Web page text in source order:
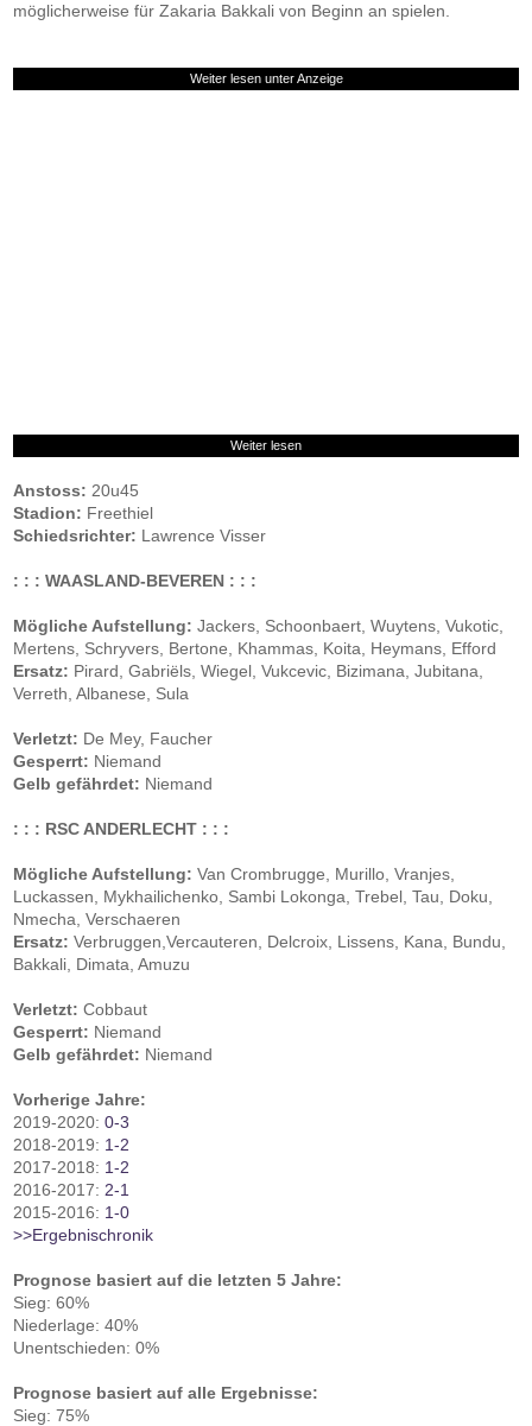
möglicherweise für Zakaria Bakkali von Beginn an spielen.
Weiter lesen unter Anzeige
Weiter lesen
Anstoss: 20u45
Stadion: Freethiel
Schiedsrichter: Lawrence Visser
: : : WAASLAND-BEVEREN : : :
Mögliche Aufstellung: Jackers, Schoonbaert, Wuytens, Vukotic,
Mertens, Schryvers, Bertone, Khammas, Koita, Heymans, Efford
Ersatz: Pirard, Gabriëls, Wiegel, Vukcevic, Bizimana, Jubitana,
Verreth, Albanese, Sula
Verletzt: De Mey, Faucher
Gesperrt: Niemand
Gelb gefährdet: Niemand
: : : RSC ANDERLECHT : : :
Mögliche Aufstellung: Van Crombrugge, Murillo, Vranjes,
Luckassen, Mykhailichenko, Sambi Lokonga, Trebel, Tau, Doku,
Nmecha, Verschaeren
Ersatz: Verbruggen,Vercauteren, Delcroix, Lissens, Kana, Bundu,
Bakkali, Dimata, Amuzu
Verletzt: Cobbaut
Gesperrt: Niemand
Gelb gefährdet: Niemand
Vorherige Jahre:
2019-2020:0-3
2018-2019: 1-2
2017-2018: 1-2
2016-2017: 2-1
2015-2016: 1-0
>>Ergebnischronik
Prognose basiert auf die letzten 5 Jahre:
Sieg: 60%
Niederlage: 40%
Unentschieden: 0%
Prognose basiert auf alle Ergebnisse:
Sieg: 75%